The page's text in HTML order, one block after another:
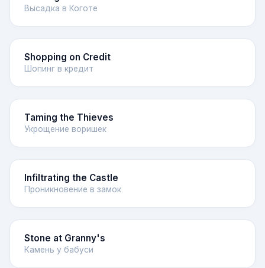
Высадка в Коготе
Shopping on Credit
Шопинг в кредит
Taming the Thieves
Укрощение воришек
Infiltrating the Castle
Проникновение в замок
Stone at Granny's
Камень у бабуси